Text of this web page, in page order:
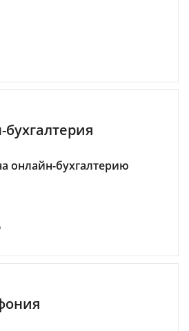
онлайн-бухгалтерию